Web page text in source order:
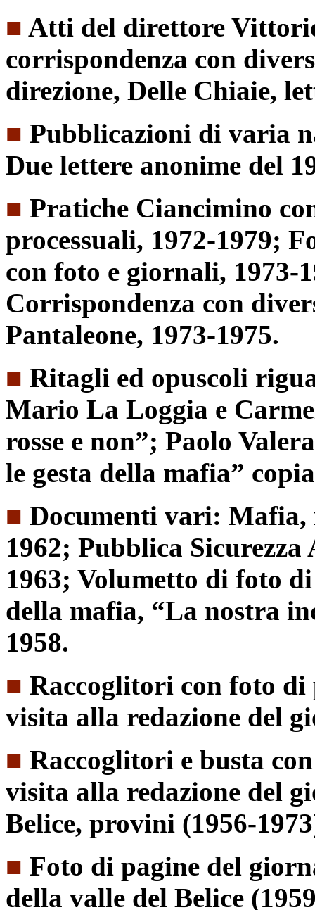
■ Atti del direttore
corrispondenza con
direzione, Delle Chiaie,
■ Pubblicazioni di varia
Due lettere anonime del
■ Pratiche Ciancimino
processuali, 1972-1979;
con foto e giornali,
Corrispondenza con
Pantaleone, 1973-1975.
■ Ritagli ed opuscoli
Mario La Loggia e
rosse e non”; Paolo
le gesta della mafia”
■ Documenti vari: Mafia,
1962; Pubblica
1963; Volumetto di foto
della mafia, “La nostra
1958.
■ Raccoglitori con foto
visita alla redazione del
■ Raccoglitori e busta
visita alla redazione del
Belice, provini (1956-
■ Foto di pagine del
della valle del Belice